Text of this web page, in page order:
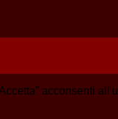
acconsenti